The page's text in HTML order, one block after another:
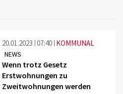
20.01.2023 07:40 KOMMUNAL
NEWS
Wenn trotz Gesetz
Erstwohnungen zu
Zweitwohnungen werden